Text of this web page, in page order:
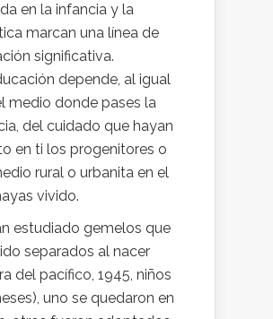
en la infancia y la
marcan una línea de
significativa.
depende, al igual
medio donde pases la
del cuidado que hayan
en ti los progenitores o
rural o urbanita en el
vivido.
estudiado gemelos que
separados al nacer
del pacífico, 1945, niños
uno se quedaron en